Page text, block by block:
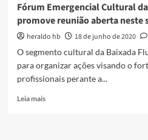
Fórum Emergencial Cultural
promove reunião aberta neste
heraldo hb 18 de junho de 2020
O segmento cultural da Baixada
para organizar ações visando o
profissionais perante a...
Leia maisRead